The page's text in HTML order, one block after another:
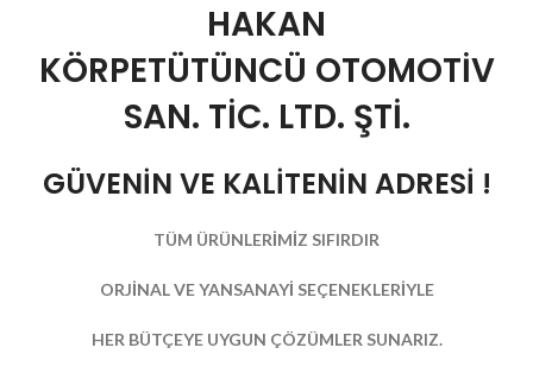
HAKAN
KÖRPETÜTÜNCÜ OTOMOTİV
SAN. TİC. LTD. ŞTİ.
GÜVENİN VE KALİTENİN ADRESİ !
TÜM ÜRÜNLERİMİZ SIFIRDIR
ORJİNAL VE YANSANAYİ SEÇENEKLERİYLE
HER BÜTÇEYE UYGUN ÇÖZÜMLER SUNARIZ.